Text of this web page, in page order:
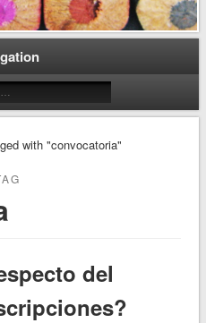
with "convocatoria"
del